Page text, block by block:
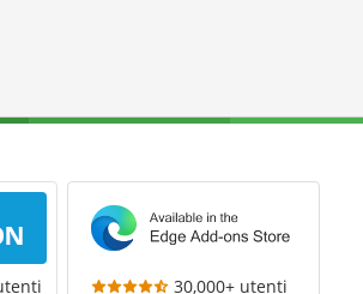
30,000+ utenti